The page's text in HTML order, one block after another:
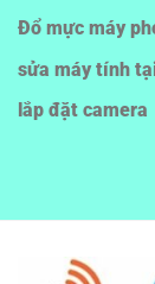
Đổ mực máy
sửa máy tính
lắp đặt camera